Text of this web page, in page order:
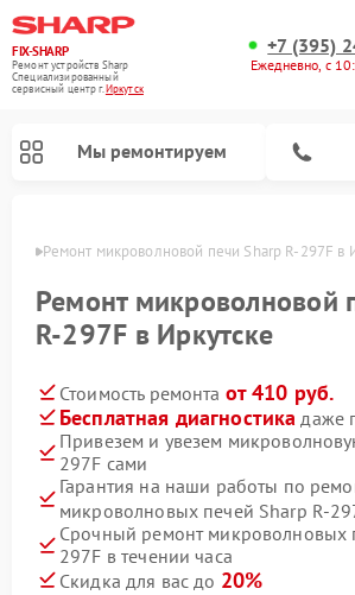
FIX-SHARP
Ремонт устройств Sharp
Специализированный
cервисный центр г.Иркутск
+7 (395)
Ежедневно, с
Мы ремонтируем
Ремонт микроволновой печи Sharp R-297F в
Ремонт микроволновой
R-297F в Иркутске
Стоимость ремонта от 410 руб.
Бесплатная диагностика даже
Привезем и увезем
297F сами
Гарантия на наши работы по
микроволновых печей Sharp R-
Срочный ремонт микроволновых
297F в течении часа
Скидка для вас до 20%